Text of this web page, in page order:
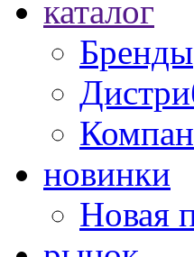
каталог
Бренды
новинки
Новая